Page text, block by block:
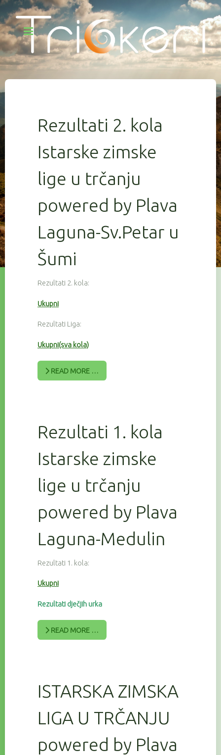
Rezultati 2. kola
Istarske zimske
lige u trčanju
powered by Plava
Laguna-Sv.Petar u
Šumi
Rezultati 2. kola:
Ukupni
Rezultati Liga:
Ukupni(sva kola)
READ MORE …
Rezultati 1. kola
Istarske zimske
lige u trčanju
powered by Plava
Laguna-Medulin
Rezultati 1. kola:
Ukupni
Rezultati dječjih urka
READ MORE …
ISTARSKA ZIMSKA
LIGA U TRČANJU
powered by Plava